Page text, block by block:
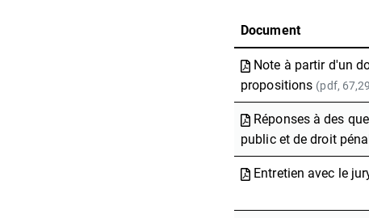
Document
Note à partir d'un
propositions (pdf,
Réponses à des
public et de droit
Entretien avec le